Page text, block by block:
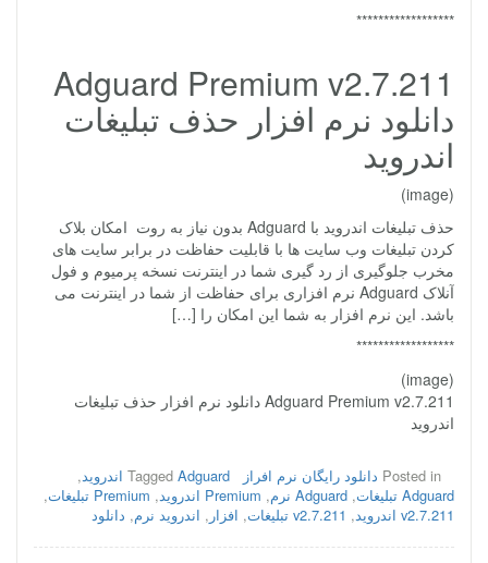
******************
Adguard Premium v2.7.211
دانلود نرم افزار حذف تبلیغات
اندروید
(image)
حذف تبلیغات اندروید با Adguard بدون نیاز به روت امکان بلاک
کردن تبلیغات وب سایت ها با قابلیت حفاظت در برابر سایت های
مخرب جلوگیری از رد گیری شما در اینترنت نسخه پرمیوم و فول
آنلاک Adguard نرم افزاری برای حفاظت از شما در اینترنت می
باشد. این نرم افزار به شما این امکان را […]
******************
(image)
Adguard Premium v2.7.211 دانلود نرم افزار حذف تبلیغات
اندروید
Posted in دانلود رایگان نرم افراز Tagged Adguard اندروید
,
Adguard تبلیغات
, Adguard نرم , Premium اندروید , Premium تبلیغات
,
v2.7.211 اندروید
, v2.7.211 تبلیغات , افزار , اندروید نرم, دانلود